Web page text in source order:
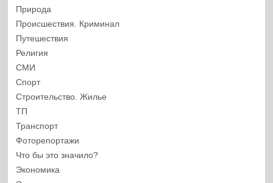
Природа
Происшествия. Криминал
Путешествия
Религия
СМИ
Спорт
Строительство. Жилье
ТП
Транспорт
Фоторепортажи
Что бы это значило?
Экономика